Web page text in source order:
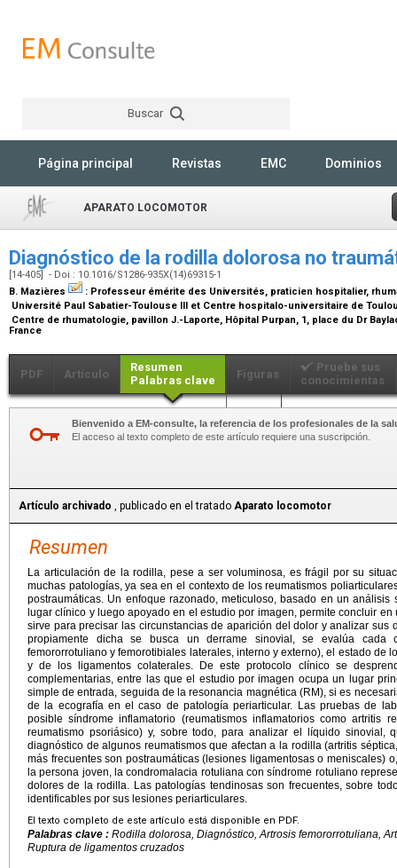
Buscar
Página principal Revistas EMC Dominios
APARATO LOCOMOTOR
Diagnóstico de la rodilla dolorosa no
[14-405] - Doi : 10.1016/S1286-935X(14)69315-1
B. Mazières
: Professeur émérite des Universités, praticien hospitalier,
Université Paul Sabatier-Toulouse III et Centre hospitalo-universitaire de
Centre de rhumatologie, pavillon J.-Laporte, Hôpital Purpan, 1, place du Dr
France
PDF Artículo
Resumen
Palabras clave
Figuras
Pruebe sus
conocimientas
Bienvenido a EM-consulte, la referencia de los profesionales de la
El acceso al texto completo de este artículo requiere una suscripción.
Artículo archivado , publicado en el tratado Aparato locomotor
Resumen
La articulación de la rodilla, pese a ser voluminosa, es frágil por su
muchas patologías, ya sea en el contexto de los reumatismos
postraumáticas. Un enfoque razonado, meticuloso, basado en un
lugar clínico y luego apoyado en el estudio por imagen, permite concluir
sirve para precisar las circunstancias de aparición del dolor y analizar sus
propiamente dicha se busca un derrame sinovial, se evalúa cada
femororrotuliano y femorotibiales laterales, interno y externo), el estado de
y de los ligamentos colaterales. De este protocolo clínico se
complementarias, entre las que el estudio por imagen ocupa un lugar
simple de entrada, seguida de la resonancia magnética (RM), si es
de la ecografía en el caso de patología periarticular. Las pruebas de
posible síndrome inflamatorio (reumatismos inflamatorios como artritis
reumatismo psoriásico) y, sobre todo, para analizar el líquido
diagnóstico de algunos reumatismos que afectan a la rodilla (artritis
más frecuentes son postraumáticas (lesiones ligamentosas o meniscales)
la persona joven, la condromalacia rotuliana con síndrome rotuliano
dolores de la rodilla. Las patologías tendinosas son frecuentes, sobre
identificables por sus lesiones periarticulares.
El texto completo de este artículo está disponible en PDF.
Palabras clave : Rodilla dolorosa, Diagnóstico, Artrosis femororrotuliana,
Ruptura de ligamentos cruzados